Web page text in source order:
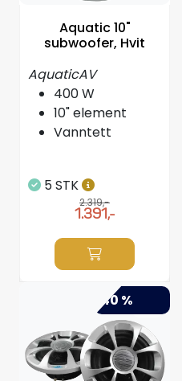
Aquatic 10"
subwoofer, Hvit
AquaticAV
400 W
10" element
Vanntett
5 STK
2.319,-
1.391,-
-40 %
Outlet
Anoder
Brannslukkere
Propeller